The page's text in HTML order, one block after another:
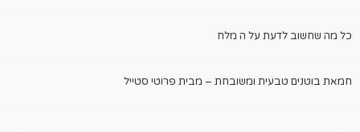
כל מה שחשוב לדעת על ה מלח
חמאת בוטנים טבעית ומשובחת – מבית פרוטי סטייל